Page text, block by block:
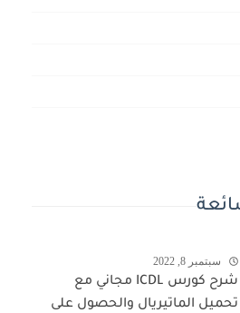
سبتمبر 8, 2022
شرح كورس ICDL مجاني مع
تحميل الماتيريال والحصول على